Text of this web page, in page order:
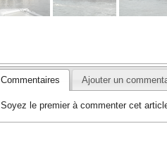
Commentaires Ajouter un
Soyez le premier à commenter cet